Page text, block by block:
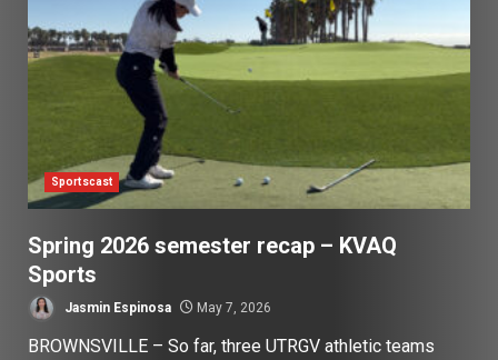
Sportscast
Spring 2026 semester recap – KVAQ
Sports
Jasmin Espinosa May 7, 2026
BROWNSVILLE – So far, three UTRGV athletic teams